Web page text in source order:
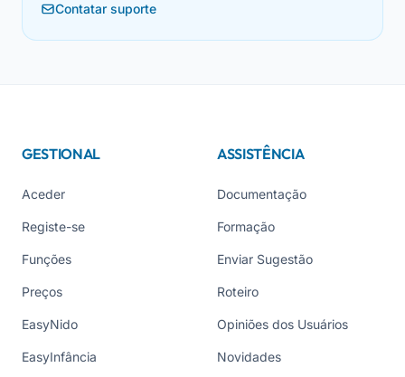
Contatar suporte
GESTIONAL
Aceder
Registe-se
Funções
Preços
EasyNido
EasyInfância
ASSISTÊNCIA
Documentação
Formação
Enviar Sugestão
Roteiro
Opiniões dos Usuários
Novidades